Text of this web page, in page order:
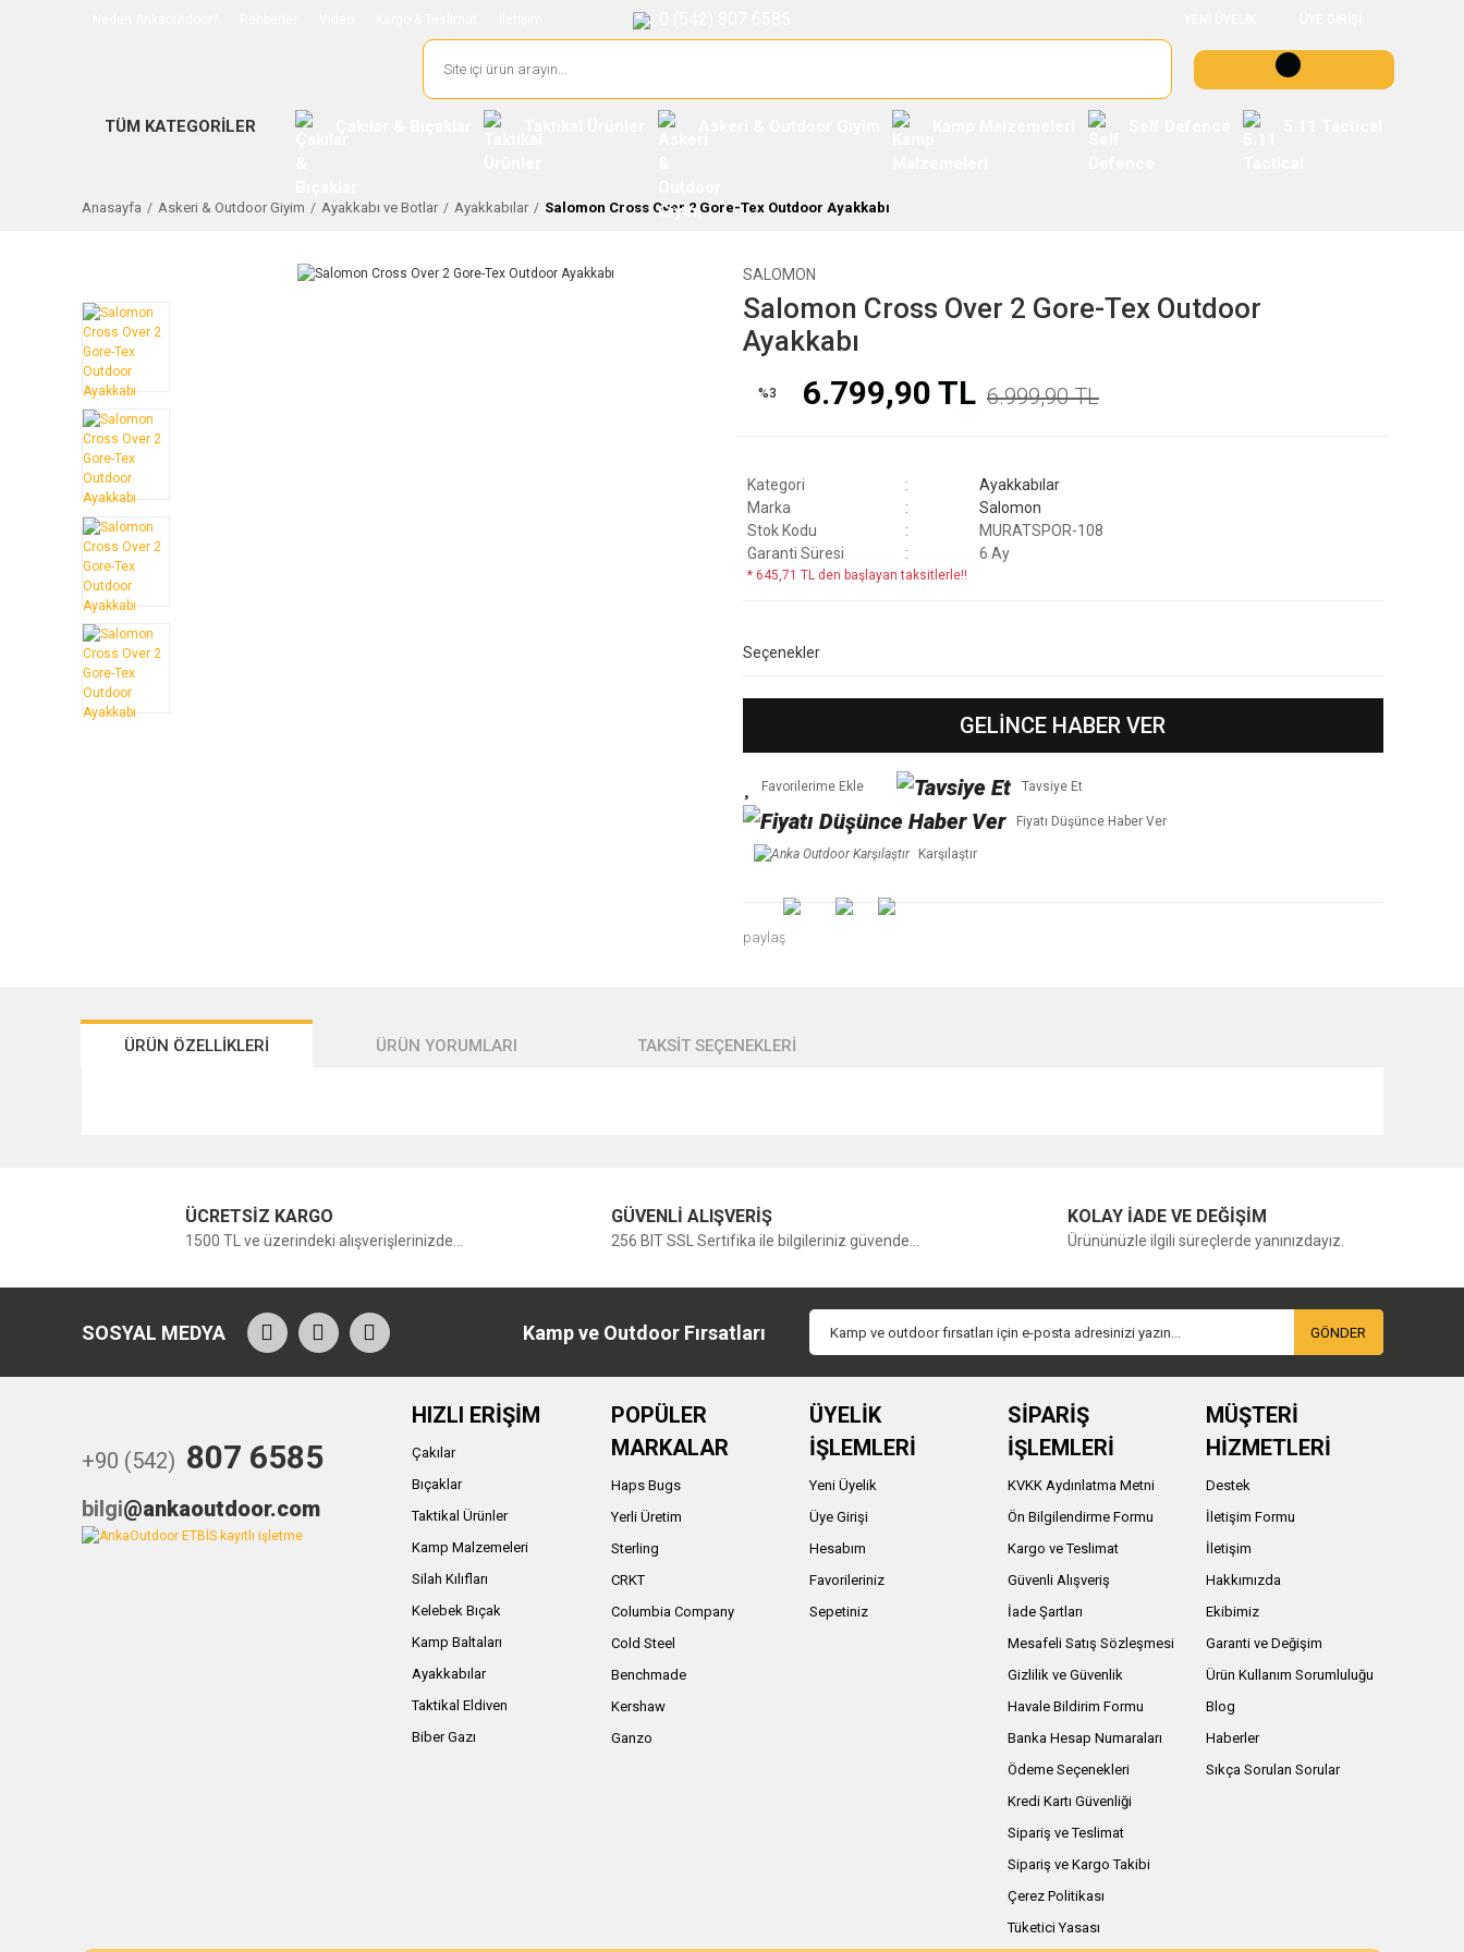
TÜM KATEGORİLER
Anasayfa Askeri & Outdoor Giyim Ayakkabı ve Botlar Ayakkabılar Salomon Cross Over 2 Gore-Tex Outdoor Ayakkabı
SALOMON
Salomon Cross Over 2 Gore-Tex Outdoor
Ayakkabı
%3 6.799,90 TL 6.999,90 TL
Kategori
Ayakkabılar
Marka
Salomon
Stok Kodu
MURATSPOR-108
Garanti Süresi
6 Ay
* 645,71 TL den başlayan taksitlerle!!
Seçenekler
GELİNCE HABER VER
Tavsiye Et
Fiyatı Düşünce Haber Ver
Karşılaştır
paylaş
ÜRÜN ÖZELLİKLERİ ÜRÜN YORUMLARI TAKSİT SEÇENEKLERİ
Bu ürüne ilk yorumu siz yapın!
ÜCRETSİZ KARGO
1500 TL ve üzerindeki alışverişlerinizde...
GÜVENLİ ALIŞVERİŞ
256 BIT SSL Sertifika ile bilgileriniz güvende...
KOLAY İADE VE DEĞİŞİM
Ürününüzle ilgili süreçlerde yanınızdayız.
SOSYAL MEDYA Kamp ve Outdoor Fırsatları GÖNDER
+90 (542) 807 6585
bilgi@ankaoutdoor.com
HIZLI ERİŞİM
Çakılar
Bıçaklar
Taktikal Ürünler
Kamp Malzemeleri
Silah Kılıfları
Kelebek Bıçak
Kamp Baltaları
Ayakkabılar
Taktikal Eldiven
Biber Gazı
POPÜLER
MARKALAR
Haps Bugs
Yerli Üretim
Sterling
CRKT
Columbia Company
Cold Steel
Benchmade
Kershaw
Ganzo
ÜYELİK
İŞLEMLERİ
Yeni Üyelik
Üye Girişi
Hesabım
Favorileriniz
Sepetiniz
SİPARİŞ
İŞLEMLERİ
KVKK Aydınlatma Metni
Ön Bilgilendirme Formu
Kargo ve Teslimat
Güvenli Alışveriş
İade Şartları
Mesafeli Satış Sözleşmesi
Gizlilik ve Güvenlik
Havale Bildirim Formu
Banka Hesap Numaraları
Ödeme Seçenekleri
Kredi Kartı Güvenliği
Sipariş ve Teslimat
Sipariş ve Kargo Takibi
Çerez Politikası
Tüketici Yasası
MÜŞTERİ
HİZMETLERİ
Destek
İletişim Formu
İletişim
Hakkımızda
Ekibimiz
Garanti ve Değişim
Ürün Kullanım Sorumluluğu
Blog
Haberler
Sıkça Sorulan Sorular